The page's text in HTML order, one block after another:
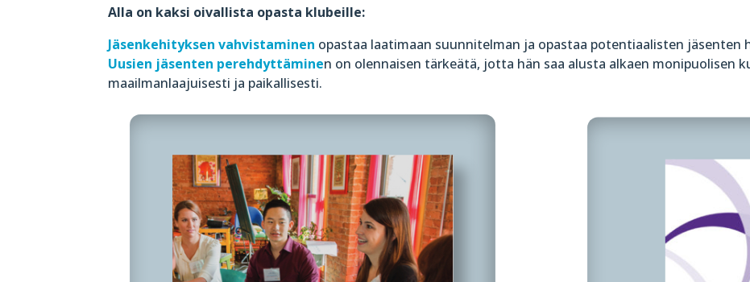
Alla on kaksi oivallista opasta klubeille:
Jäsenkehityksen vahvistaminen opastaa laatimaan suunnitelman ja opastaa potentiaalisten jäsenten
Uusien jäsenten perehdyttäminen on olennaisen tärkeätä, jotta hän saa alusta alkaen monipuolisen
maailmanlaajuisesti ja paikallisesti.